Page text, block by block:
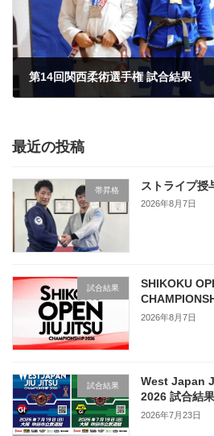
第14回関西柔術選手権 試合結果
最近の投稿
帯昇格 ストライプ授
2026年8月7日
試合結果
SHIKOKU
2026年8月7日
試合結果
West Japan
2026 試合結果
2026年7月23日